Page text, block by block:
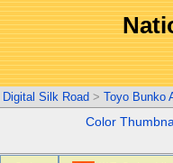
Digital Silk Road > Toyo Bunko
Color